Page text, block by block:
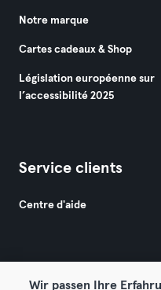
Notre marque
Cartes cadeaux & Shop
Législation européenne sur
l’accessibilité 2025
Service clients
Centre d'aide
Wir passen Ihre